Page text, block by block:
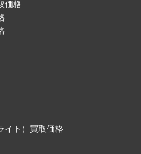
価格
イト）買取価格